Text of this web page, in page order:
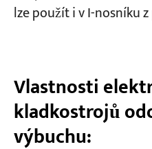
lze použít i v I-nosníku
Vlastnosti
kladkostrojů
výbuchu: